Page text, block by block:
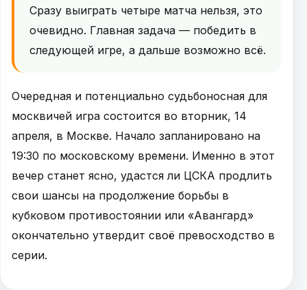
Сразу выиграть четыре матча нельзя, это
очевидно. Главная задача — победить в
следующей игре, а дальше возможно всё.
Очередная и потенциально судьбоносная для
москвичей игра состоится во вторник, 14
апреля, в Москве. Начало запланировано на
19:30 по московскому времени. Именно в этот
вечер станет ясно, удастся ли ЦСКА продлить
свои шансы на продолжение борьбы в
кубковом противостоянии или «Авангард»
окончательно утвердит своё превосходство в
серии.